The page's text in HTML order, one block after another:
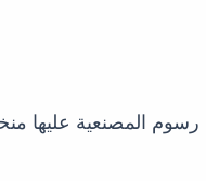
المصنعية عليها